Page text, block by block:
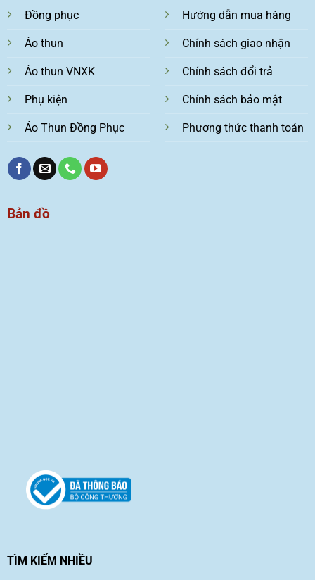
Đồng phục
Áo thun
Áo thun VNXK
Phụ kiện
Áo Thun Đồng Phục
Hướng dẫn mua hàng
Chính sách giao nhận
Chính sách đổi trả
Chính sách bảo mật
Phương thức thanh toán
Bản đồ
TÌM KIẾM NHIỀU